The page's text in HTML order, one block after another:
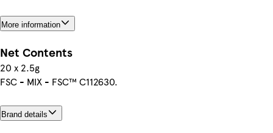
More information
Net Contents
20 x 2.5g
FSC - MIX - FSC™ C112630.
Brand details